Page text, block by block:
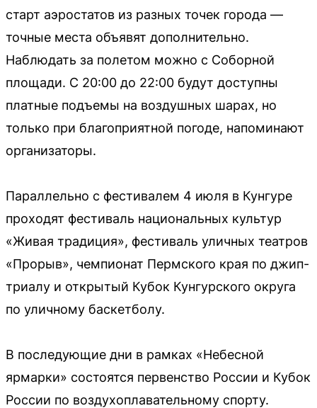
старт аэростатов из разных точек города —
точные места объявят дополнительно.
Наблюдать за полетом можно с Соборной
площади. С 20:00 до 22:00 будут доступны
платные подъемы на воздушных шарах, но
только при благоприятной погоде, напоминают
организаторы.
Параллельно с фестивалем 4 июля в Кунгуре
проходят фестиваль национальных культур
«Живая традиция», фестиваль уличных театров
«Прорыв», чемпионат Пермского края по джип-
триалу и открытый Кубок Кунгурского округа
по уличному баскетболу.
В последующие дни в рамках «Небесной
ярмарки» состоятся первенство России и Кубок
России по воздухоплавательному спорту.